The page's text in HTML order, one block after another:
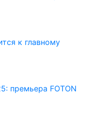
к главному
премьера FOTON